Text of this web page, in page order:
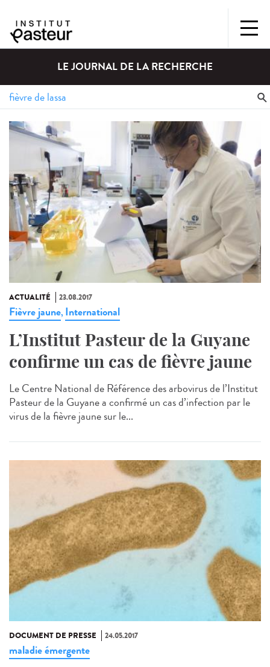
LE JOURNAL DE LA RECHERCHE
ACTUALITÉ 23.08.2017
Fièvre jaune, International
L’Institut Pasteur de la Guyane
confirme un cas de fièvre jaune
Le Centre National de Référence des arbovirus de l’Institut
Pasteur de la Guyane a confirmé un cas d’infection par le
virus de la fièvre jaune sur le...
DOCUMENT DE PRESSE 24.05.2017
maladie émergente